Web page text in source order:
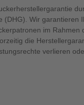
(DHG). Wir garantieren
im Rahmen
die
verlieren